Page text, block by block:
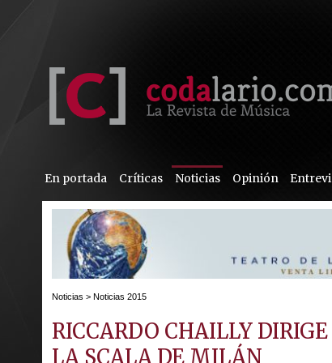
En portada Críticas Noticias Opinión
Noticias > Noticias 2015
RICCARDO CHAILLY
LA SCALA DE MILÁN